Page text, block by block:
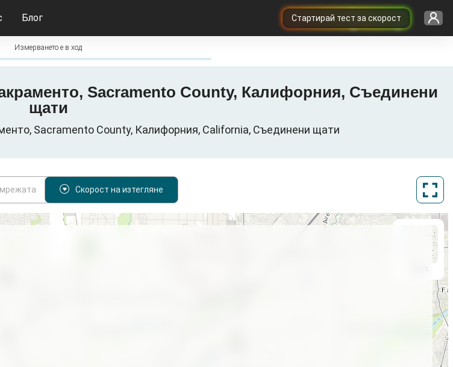
Cтартирай тест за скорост
Блог
Измерването е в ход
Sacramento County, Калифорния, Съединени
щати
Sacramento County, Калифорния, California, Съединени щати
Скорост на изтегляне